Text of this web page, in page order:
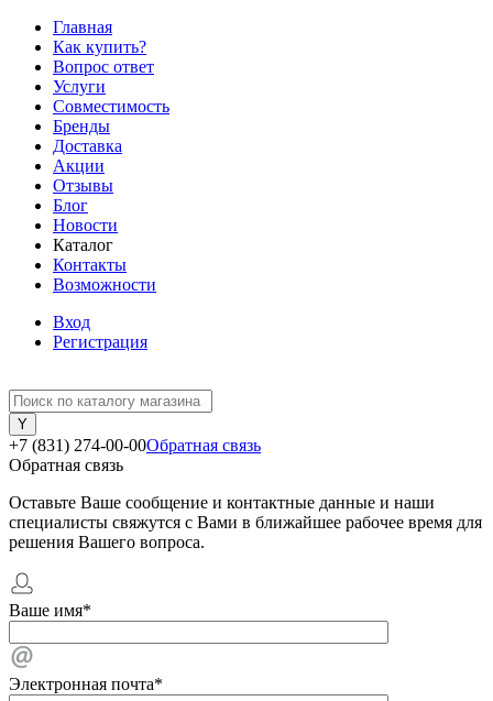
Главная
Как купить?
Вопрос ответ
Услуги
Совместимость
Бренды
Доставка
Акции
Отзывы
Блог
Новости
Каталог
Контакты
Возможности
Вход
Регистрация
+7 (831) 274-00-00Обратная связь
Обратная связь
Оставьте Ваше сообщение и контактные данные и наши
специалисты свяжутся с Вами в ближайшее рабочее время для
решения Вашего вопроса.
Ваше имя*
Электронная почта*